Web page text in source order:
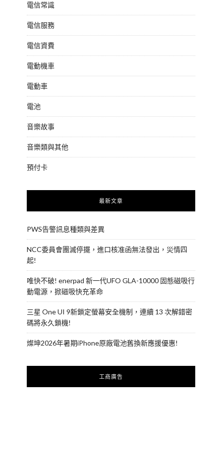
電信常識
電信服務
電信資費
電動機車
電動車
電池
音樂故事
音樂類與其他
預付卡
最新文章
PWS告警訊息種類與差異
NCC委員會團滅停擺，進口核准函無法發出，災情四
起!
唯快不破! enerpad 新一代UFO GLA-10000 固態磁吸行
動電源，掀磁吸快充革命
三星 One UI 9新鎖定螢幕安全機制，連續 13 次解錯密
碼將永久鎖機!
燦坤2026年暑期iPhone原廠電池舊換新應援優惠!
工商廣告